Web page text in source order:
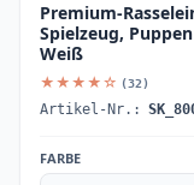
Premium-
Spielzeug,
Weiß
★★★★☆ (32)
Artikel-Nr.:
FARBE